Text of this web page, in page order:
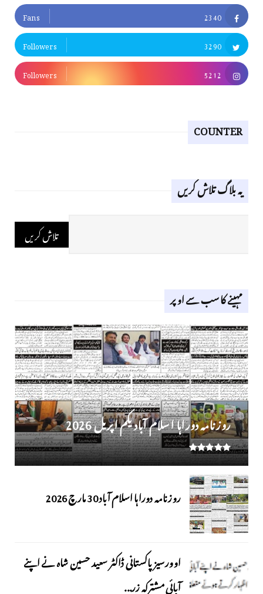
2340
Fans
3290
Followers
5212
Followers
COUNTER
یہ بلاگ تلاش کریں
مہینے کا سب سے اوپر
روز نامہ دوراہا اسلام آباد یکم اپریل 2026
روزنامہ دوراہا اسلام آباد 30 مارچ 2026
اوورسیز پاکستانی ڈاکٹر سعید حسین شاہ نے اپنے
آبائی مشترکہ زر...